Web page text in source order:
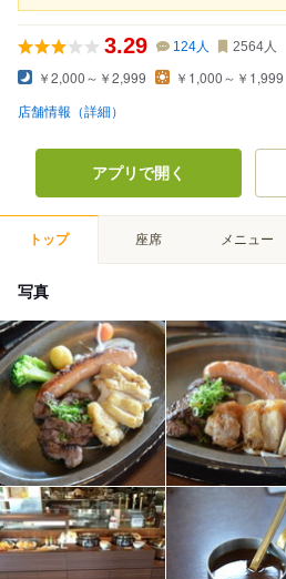
3.29 124人 2564人
￥2,000～￥2,999 ￥1,000～￥1,999
店舗情報（詳細）
アプリで開く
トップ 座席 メニュー
写真